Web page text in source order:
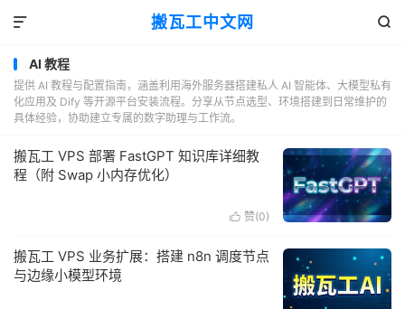
搬瓦工中文网 

AI 教程
提供 AI 教程与配置指南，涵盖利用海外服务器搭建私人 AI 智能体、大模型私有
化应用及 Dify 等开源平台安装流程。分享从节点选型、环境搭建到日常维护的
具体经验，协助建立专属的数字助理与工作流。
搬瓦工 VPS 部署 FastGPT 知识库详细教
程（附 Swap 小内存优化）
 赞(0)
搬瓦工 VPS 业务扩展：搭建 n8n 调度节点
与边缘小模型环境